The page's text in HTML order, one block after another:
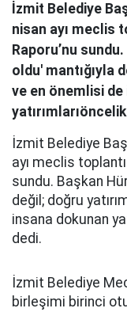
İzmit Belediye
nisan ayı meclis
Raporu’nu
oldu' mantığıyla
ve en önemlisi
İzmit Belediye
ayı meclis
sundu. Başkan
değil; doğru
insana dokunan
dedi.
İzmit Belediye
birleşimi birinci